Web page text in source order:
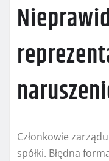
Członkowie
spółki. Błędna